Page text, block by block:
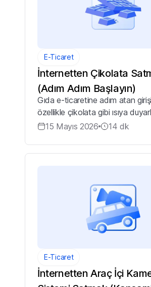
E-Ticaret
İnternetten Çikolata
(Adım Adım Başlayın)
Gıda e-ticaretine adım atan
özellikle çikolata gibi ısıya
satışında operasyonel zorluklarla
15 Mayıs 2026 14 dk
E-Ticaret
İnternetten Araç İçi